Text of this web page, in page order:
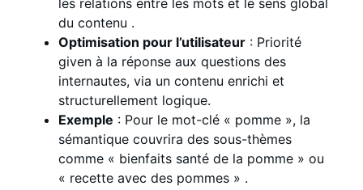
du contenu .
Optimisation pour l’utilisateur : Priorité
given à la réponse aux questions des
internautes, via un contenu enrichi et
structurellement logique.
Exemple : Pour le mot-clé « pomme », la
sémantique couvrira des sous-thèmes
comme « bienfaits santé de la pomme » ou
« recette avec des pommes » .